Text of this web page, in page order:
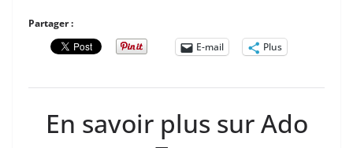
Partager :
E-mail
Plus
En savoir plus sur Ado